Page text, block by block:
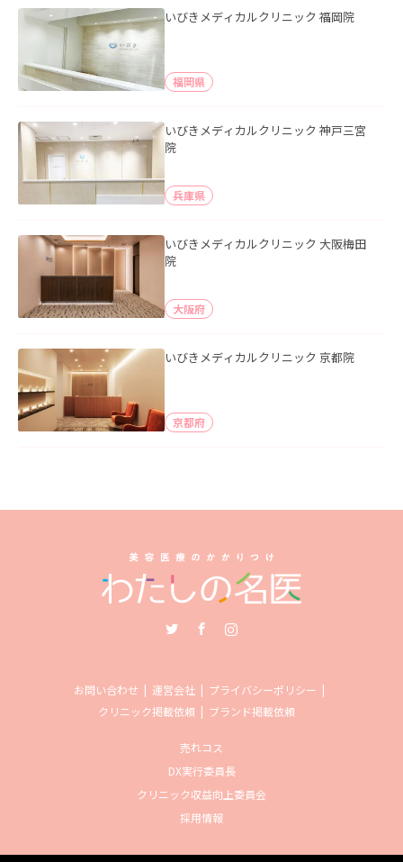
いびきメディカルクリニック 福岡院
福岡県
いびきメディカルクリニック 神戸三宮
院
兵庫県
いびきメディカルクリニック 大阪梅田
院
大阪府
いびきメディカルクリニック 京都院
京都府
お問い合わせ 運営会社
プライバシーポリシー
クリニック掲載依頼
ブランド掲載依頼
売れコス
DX実行委員長
クリニック収益向上委員会
採用情報